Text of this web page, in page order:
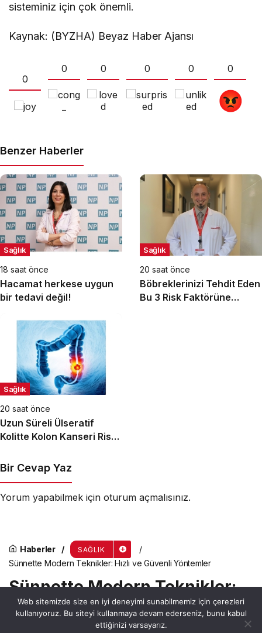
sisteminiz için çok önemli.
Kaynak: (BYZHA) Beyaz Haber Ajansı
0
0 0 0 0 0
Benzer Haberler
Sağlık
18 saat önce
Hacamat herkese uygun
bir tedavi değil!
Sağlık
20 saat önce
Böbreklerinizi Tehdit Eden
Bu 3 Risk Faktörüne
Sağlık
20 saat önce
Uzun Süreli Ülseratif
Kolitte Kolon Kanseri Riski
Bir Cevap Yaz
Yorum yapabilmek için oturum açmalısınız.
Haberler SAĞLIK
Sünnette Modern Teknikler: Hızlı ve Güvenli Yöntemler
Sünnette Modern Teknikler:
Hızlı ve Güvenli Yöntemler
Web sitemizde size en iyi deneyimi sunabilmemiz için çerezleri
kullanıyoruz. Bu siteyi kullanmaya devam ederseniz, bunu kabul
ettiğinizi varsayarız.